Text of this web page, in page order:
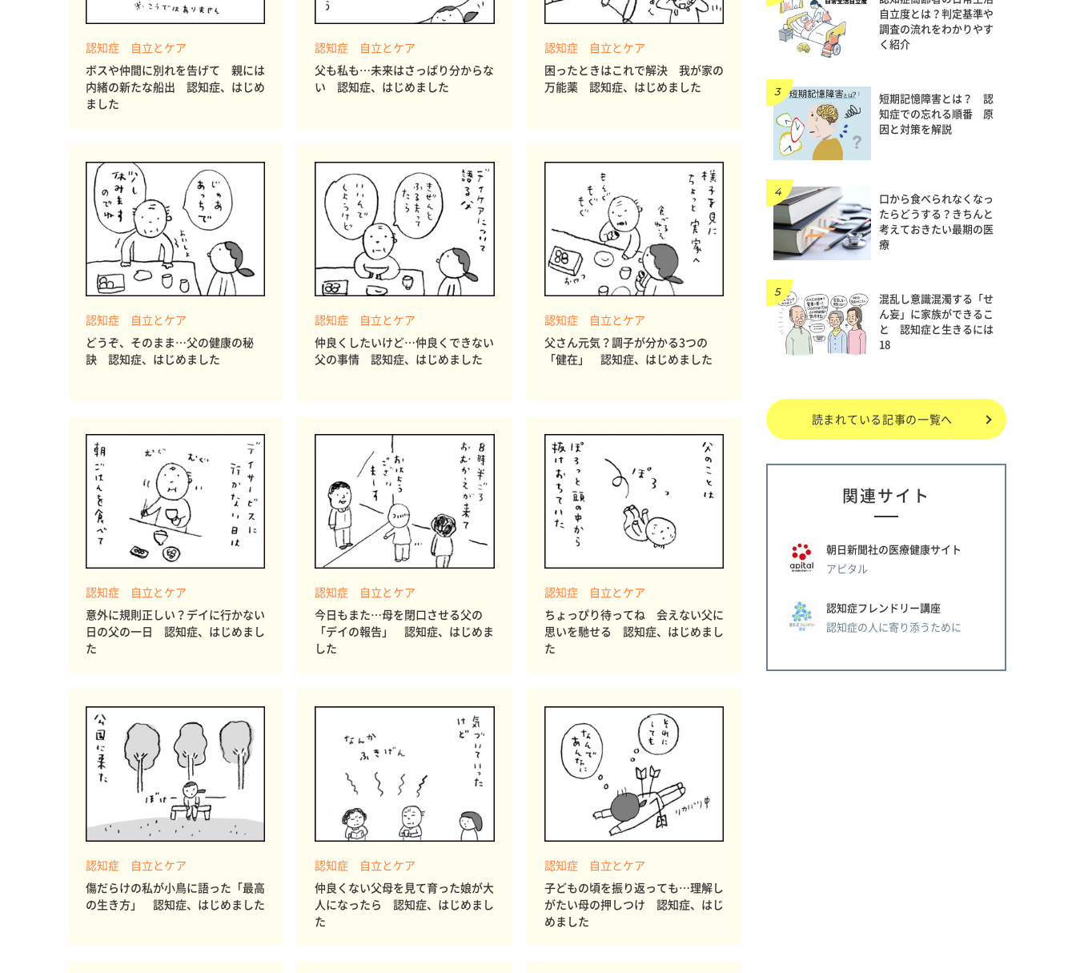
認知症 自立とケア
ボスや仲間に別れを告げて 親には
内緒の新たな船出 認知症、はじめ
ました
認知症 自立とケア
父も私も…未来はさっぱり分からな
い 認知症、はじめました
認知症 自立とケア
困ったときはこれで解決 我が家の
万能薬 認知症、はじめました
認知症 自立とケア
どうぞ、そのまま…父の健康の秘
訣 認知症、はじめました
認知症 自立とケア
仲良くしたいけど…仲良くできない
父の事情 認知症、はじめました
認知症 自立とケア
父さん元気？調子が分かる3つの
「健在」 認知症、はじめました
認知症 自立とケア
意外に規則正しい？デイに行かない
日の父の一日 認知症、はじめまし
た
認知症 自立とケア
今日もまた…母を閉口させる父の
「デイの報告」 認知症、はじめま
した
認知症 自立とケア
ちょっぴり待ってね 会えない父に
思いを馳せる 認知症、はじめまし
た
認知症 自立とケア
傷だらけの私が小鳥に語った「最高
の生き方」 認知症、はじめました
認知症 自立とケア
仲良くない父母を見て育った娘が大
人になったら 認知症、はじめまし
た
認知症 自立とケア
子どもの頃を振り返っても…理解し
がたい母の押しつけ 認知症、はじ
めました
自立度とは？判定基準や
調査の流れをわかりやす
く紹介
短期記憶障害とは？ 認
知症での忘れる順番 原
因と対策を解説
口から食べられなくなっ
たらどうする？きちんと
考えておきたい最期の医
療
混乱し意識混濁する「せ
ん妄」に家族ができるこ
と 認知症と生きるには
18
読まれている記事の一覧へ
関連サイト
朝日新聞社の医療健康サイト
アピタル
認知症フレンドリー講座
認知症の人に寄り添うために